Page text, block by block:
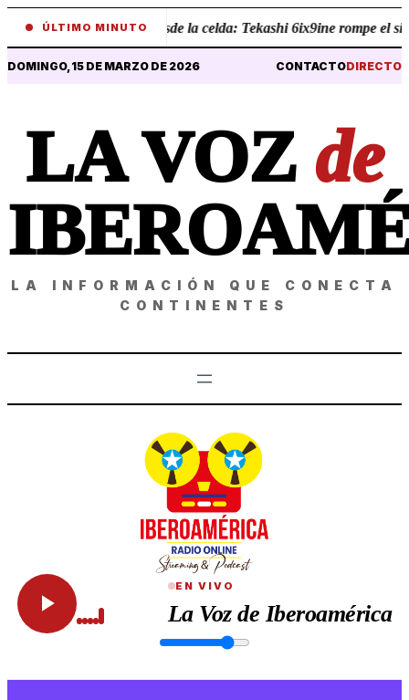
ÚLTIMO MINUTO
• Revelaciones desde la celda: Tekashi 6ix9ine rompe el
DOMINGO, 15 DE MARZO DE 2026 CONTACTODIRECTO
LA VOZ de
LA INFORMACIÓN QUE CONECTA
CONTINENTES
EN VIVO
La Voz de Iberoamérica